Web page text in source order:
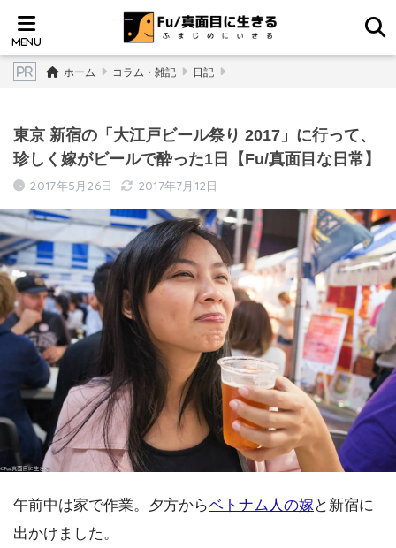
ホーム コラム・雑記 日記
東京 新宿の「大江戸ビール祭り 2017」に行って、
珍しく嫁がビールで酔った1日【Fu/真面目な日常】
2017年5月26日 2017年7月12日
午前中は家で作業。夕方からベトナム人の嫁 と新宿に
出かけました。